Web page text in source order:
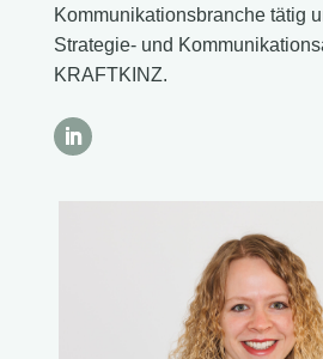
Kommunikationsbranche tätig
Strategie- und
KRAFTKINZ.